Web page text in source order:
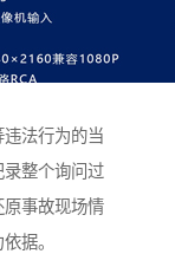
法行为的当
整个询问过
事故现场情
据。​